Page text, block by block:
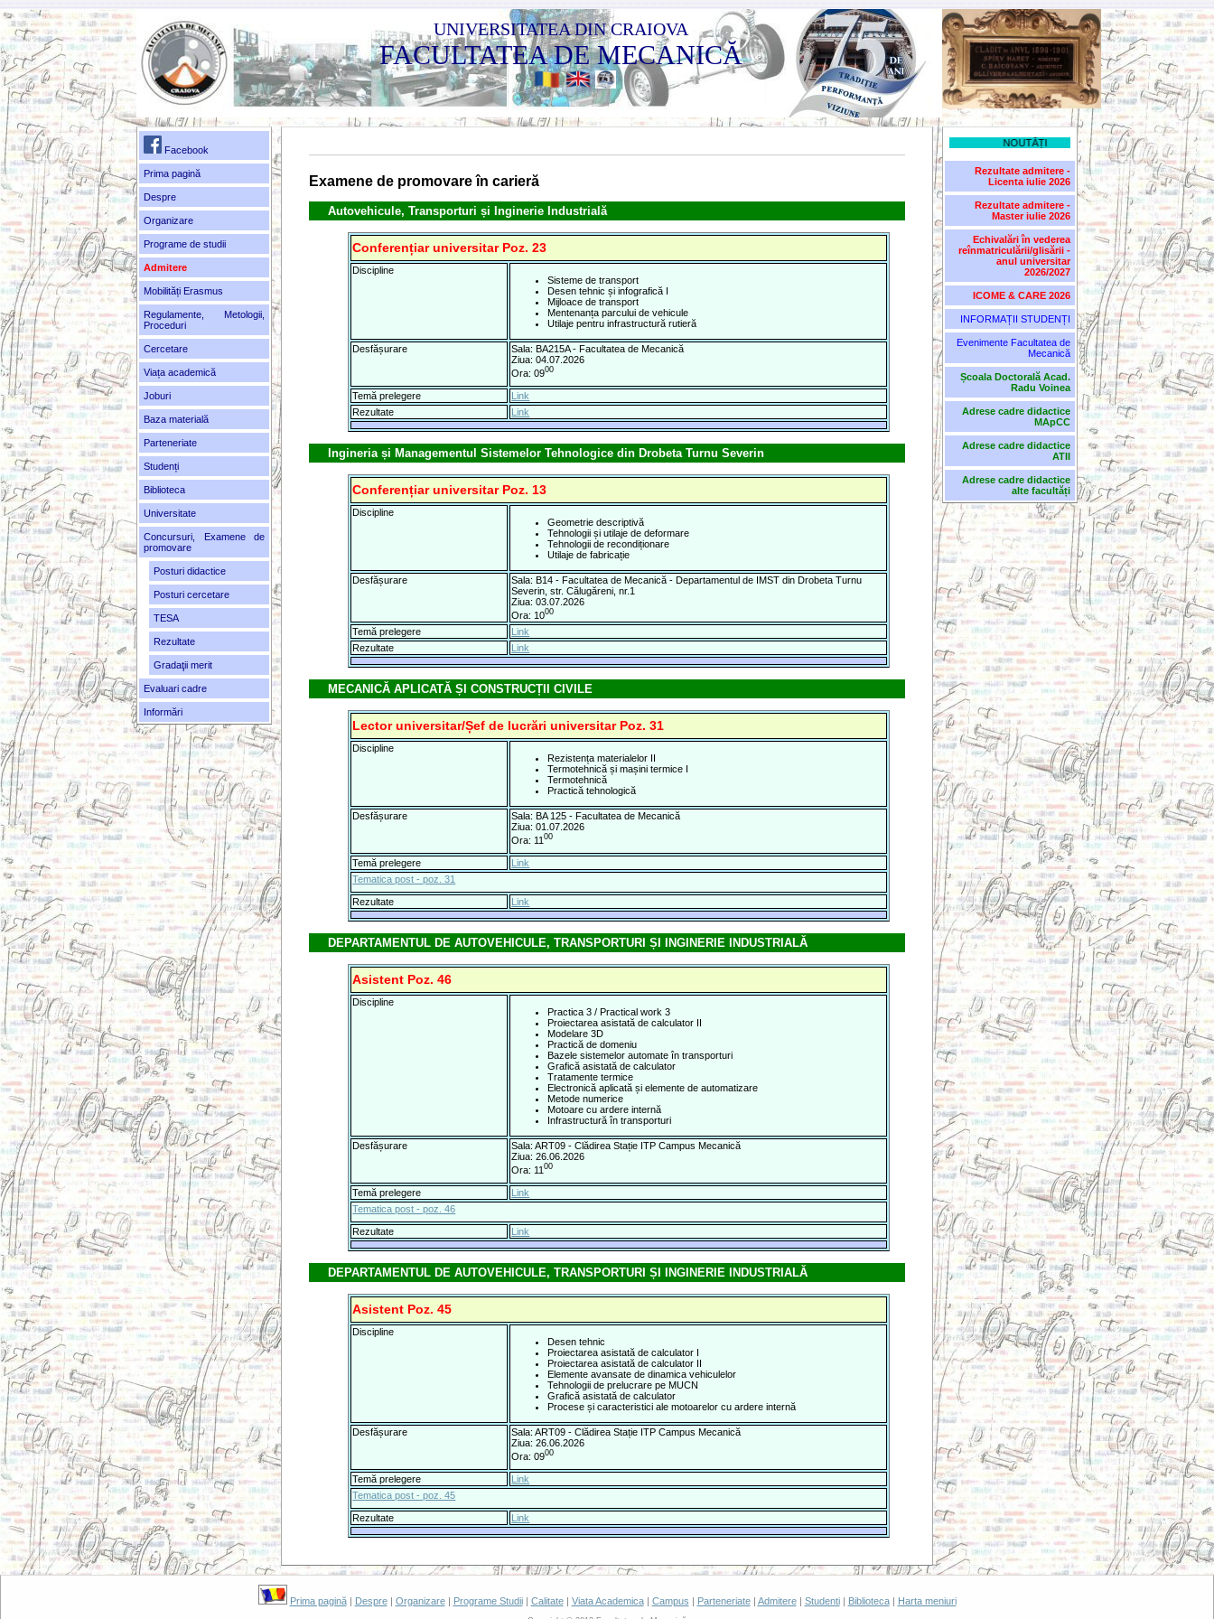
UNIVERSITATEA DIN CRAIOVA
FACULTATEA DE MECANICĂ
Facebook
Prima pagină
Despre
Organizare
Programe de studii
Admitere
Mobilități Erasmus
Regulamente, Metologii,
Proceduri
Cercetare
Viața academică
Joburi
Baza materială
Parteneriate
Studenți
Biblioteca
Universitate
Concursuri, Examene de
promovare
Posturi didactice
Posturi cercetare
TESA
Rezultate
Gradaţii merit
Evaluari cadre
Informări
Examene de promovare în carieră
Autovehicule, Transporturi și Inginerie Industrială
Conferențiar universitar Poz. 23
Discipline
Sisteme de transport
Desen tehnic și infografică I
Mijloace de transport
Mentenanța parcului de vehicule
Utilaje pentru infrastructură rutieră
Desfășurare
Sala: BA215A - Facultatea de Mecanică
Ziua: 04.07.2026
Ora: 0900
Temă prelegere
Link
Rezultate
Link
Ingineria și Managementul Sistemelor Tehnologice din Drobeta Turnu Severin
Conferențiar universitar Poz. 13
Discipline
Geometrie descriptivă
Tehnologii și utilaje de deformare
Tehnologii de recondiționare
Utilaje de fabricație
Desfășurare
Sala: B14 - Facultatea de Mecanică - Departamentul de IMST din Drobeta Turnu
Severin, str. Călugăreni, nr.1
Ziua: 03.07.2026
Ora: 1000
Temă prelegere
Link
Rezultate
Link
MECANICĂ APLICATĂ ȘI CONSTRUCȚII CIVILE
Lector universitar/Șef de lucrări universitar Poz. 31
Discipline
Rezistența materialelor II
Termotehnică și mașini termice I
Termotehnică
Practică tehnologică
Desfășurare
Sala: BA 125 - Facultatea de Mecanică
Ziua: 01.07.2026
Ora: 1100
Temă prelegere
Link
Tematica post - poz. 31
Rezultate Link
DEPARTAMENTUL DE AUTOVEHICULE, TRANSPORTURI ȘI INGINERIE INDUSTRIALĂ
Asistent Poz. 46
Discipline
Practica 3 / Practical work 3
Proiectarea asistată de calculator II
Modelare 3D
Practică de domeniu
Bazele sistemelor automate în transporturi
Grafică asistată de calculator
Tratamente termice
Electronică aplicată și elemente de automatizare
Metode numerice
Motoare cu ardere internă
Infrastructură în transporturi
Desfășurare
Sala: ART09 - Clădirea Stație ITP Campus Mecanică
Ziua: 26.06.2026
Ora: 1100
Temă prelegere
Link
Tematica post - poz. 46
Rezultate Link
DEPARTAMENTUL DE AUTOVEHICULE, TRANSPORTURI ȘI INGINERIE INDUSTRIALĂ
Asistent Poz. 45
Discipline
Desen tehnic
Proiectarea asistată de calculator I
Proiectarea asistată de calculator II
Elemente avansate de dinamica vehiculelor
Tehnologii de prelucrare pe MUCN
Grafică asistată de calculator
Procese și caracteristici ale motoarelor cu ardere internă
Desfășurare
Sala: ART09 - Clădirea Stație ITP Campus Mecanică
Ziua: 26.06.2026
Ora: 0900
Temă prelegere
Link
Tematica post - poz. 45
Rezultate Link
Rezultate admitere -
Licenta iulie 2026
Rezultate admitere -
Master iulie 2026
Echivalări în vederea
reînmatriculării/glisării -
anul universitar
2026/2027
ICOME & CARE 2026
INFORMAȚII STUDENȚI
Evenimente Facultatea de
Mecanică
Școala Doctorală Acad.
Radu Voinea
Adrese cadre didactice
MApCC
Adrese cadre didactice
ATII
Adrese cadre didactice
alte facultăți
Prima pagină| Despre| Organizare| Programe Studii| Calitate| Viata Academica| Campus | Parteneriate| Admitere| Studenti| Biblioteca| Harta meniuri